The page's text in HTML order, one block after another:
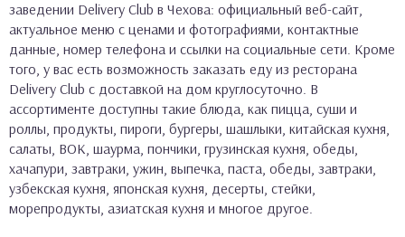
заведении Delivery Club в Чехова: официальный веб-сайт,
актуальное меню с ценами и фотографиями, контактные
данные, номер телефона и ссылки на социальные сети. Кроме
того, у вас есть возможность заказать еду из ресторана
Delivery Club с доставкой на дом круглосуточно. В
ассортименте доступны такие блюда, как пицца, суши и
роллы, продукты, пироги, бургеры, шашлыки, китайская кухня,
салаты, ВОК, шаурма, пончики, грузинская кухня, обеды,
хачапури, завтраки, ужин, выпечка, паста, обеды, завтраки,
узбекская кухня, японская кухня, десерты, стейки,
морепродукты, азиатская кухня и многое другое.